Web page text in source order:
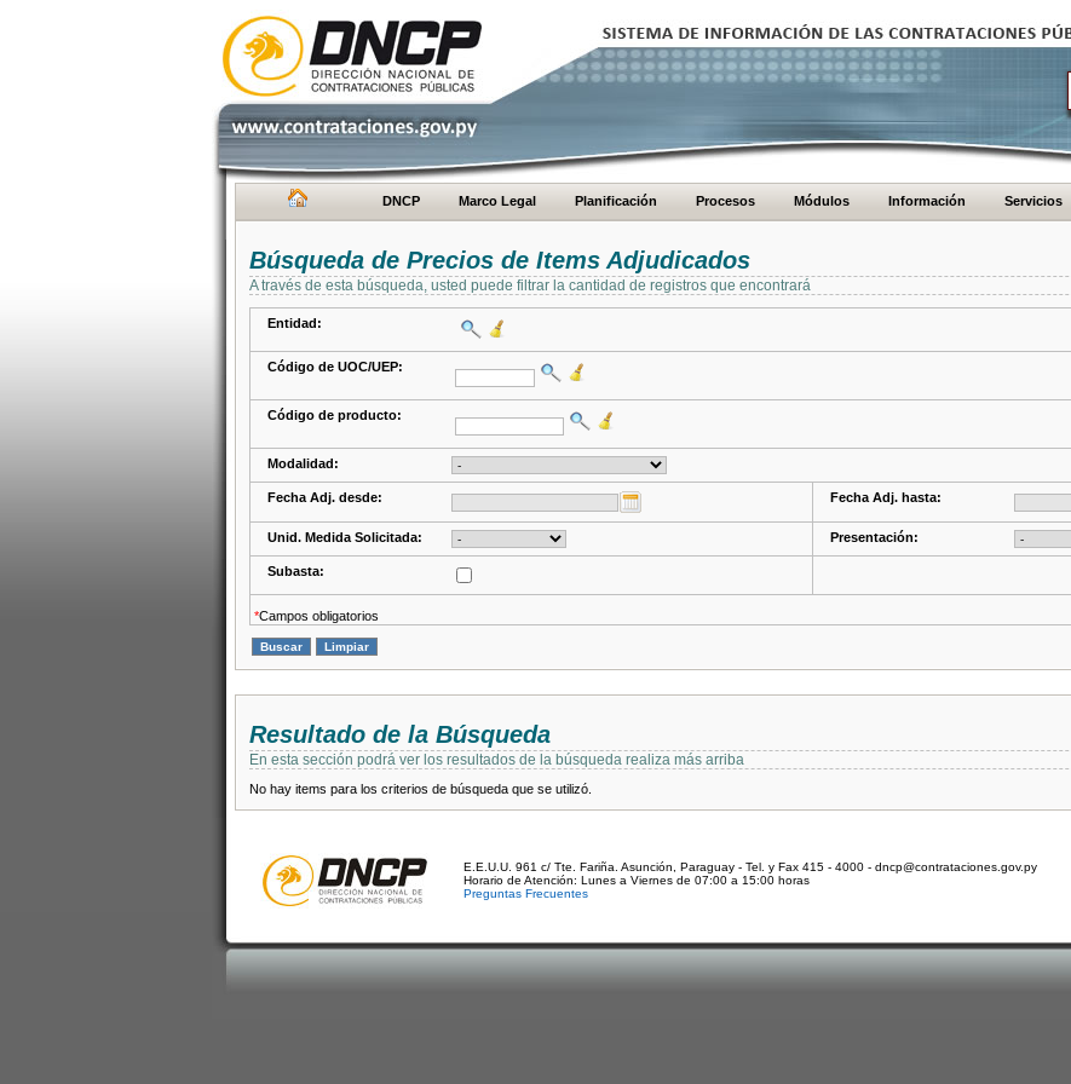
DNCP Marco Legal Planificación Procesos Módulos Información Servicios
Búsqueda de Precios de Items Adjudicados
A través de esta búsqueda, usted puede filtrar la cantidad de registros que encontrará
Entidad:
Código de UOC/UEP:
Código de producto:
Modalidad:
Fecha Adj. desde: Fecha Adj. hasta:
Unid. Medida Solicitada: Presentación:
Subasta:
*Campos obligatorios
Resultado de la Búsqueda
En esta sección podrá ver los resultados de la búsqueda realiza más arriba
No hay items para los criterios de búsqueda que se utilizó.
E.E.U.U. 961 c/ Tte. Fariña. Asunción, Paraguay - Tel. y Fax 415 - 4000 - dncp@contrataciones.gov.py
Horario de Atención: Lunes a Viernes de 07:00 a 15:00 horas
Preguntas Frecuentes